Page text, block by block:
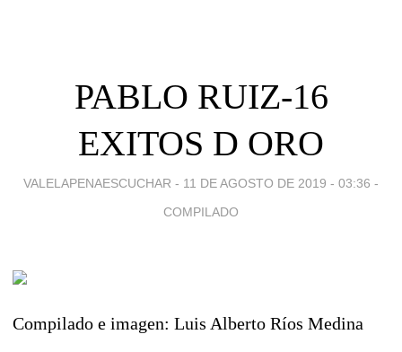
PABLO RUIZ-16
EXITOS D ORO
VALELAPENAESCUCHAR - 11 DE AGOSTO DE 2019 - 03:36 -
COMPILADO
Compilado e imagen: Luis Alberto Ríos Medina